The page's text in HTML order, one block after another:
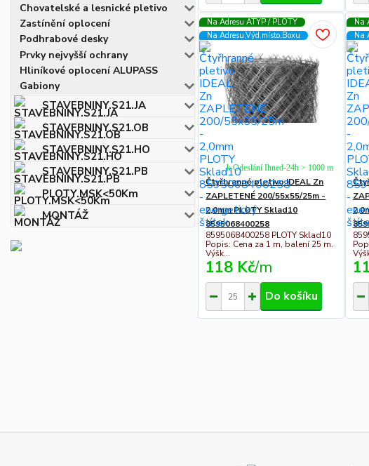
Chovatelské a lesnické pletivo
Zastínění oplocení
Podhrabové desky
Prvky nejvyšší ochrany
Hliníkové oplocení ALUPASS
Gabiony
STAVEBNINY.S21.JA
STAVEBNINY.S21.OB
STAVEBNINY.S21.HO
STAVEBNINY.S21.PB
PLOTY.MSK<50Km
MONTÁŽ
Na Adresu ATYP / PLOTY
Na Adresu,Výd.místo,Boxu
Čtyřhranné pletivo IDEAL Zn
ZAPLETENÉ 200/55x55/25m -
2,0mm PLOTY Sklad10
8595068400258
8595068400258 PLOTY Sklad10
Popis: Cena za 1 m, balení 25 m.
Výšk...
118 Kč/m
k Odeslání Ihned-24h > 1000 m
Do košíku
Na
Na